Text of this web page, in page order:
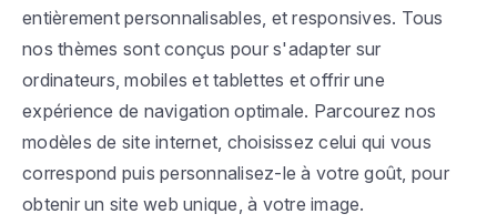
entièrement personnalisables, et responsives. Tous
nos thèmes sont conçus pour s'adapter sur
ordinateurs, mobiles et tablettes et offrir une
expérience de navigation optimale. Parcourez nos
modèles de site internet, choisissez celui qui vous
correspond puis personnalisez-le à votre goût, pour
obtenir un site web unique, à votre image.